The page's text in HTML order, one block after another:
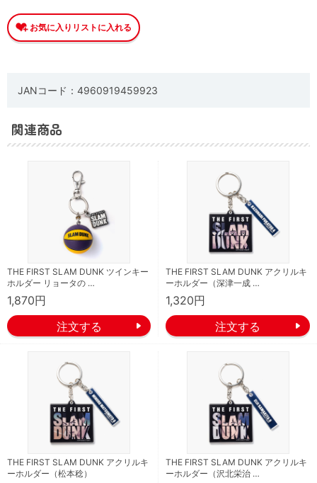
JANコード：4960919459923
関連商品
THE FIRST SLAM DUNK ツインキー
ホルダー リョータの …
1,870円
THE FIRST SLAM DUNK アクリルキ
ーホルダー（深津一成 …
1,320円
THE FIRST SLAM DUNK アクリルキ
ーホルダー（松本稔）
THE FIRST SLAM DUNK アクリルキ
ーホルダー（沢北栄治 …